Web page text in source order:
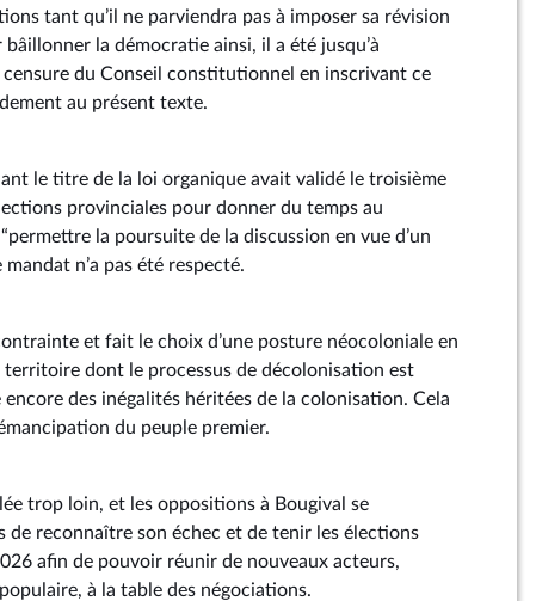
tant qu’il ne parviendra pas à imposer sa révision
la démocratie ainsi, il a été jusqu’à
du Conseil constitutionnel en inscrivant ce
au présent texte.
le titre de la loi organique avait validé le troisième
provinciales pour donner du temps au
la poursuite de la discussion en vue d’un
n’a pas été respecté.
et fait le choix d’une posture néocoloniale en
dont le processus de décolonisation est
des inégalités héritées de la colonisation. Cela
du peuple premier.
trop loin, et les oppositions à Bougival se
de reconnaître son échec et de tenir les élections
afin de pouvoir réunir de nouveaux acteurs,
à la table des négociations.